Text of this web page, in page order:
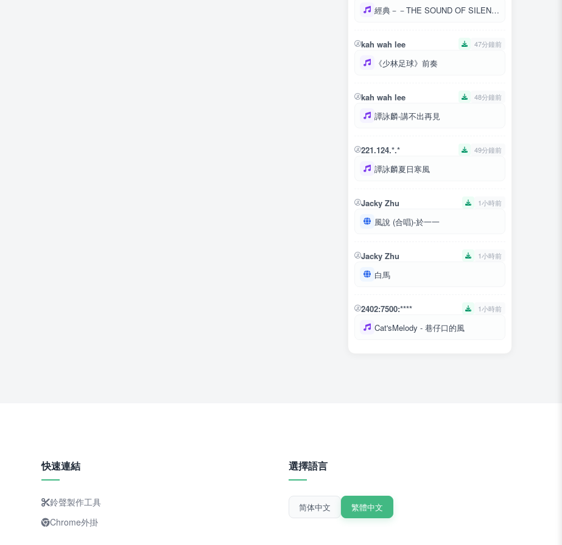
經典－－THE SOUND OF SILENCE - THE SOUND OF SILENCE
kah wah lee 47分鐘前
《少林足球》前奏
kah wah lee 48分鐘前
譚詠麟-講不出再見
221.124.*.* 49分鐘前
譚詠麟夏日寒風
Jacky Zhu 1小時前
風說 (合唱)-於一一
Jacky Zhu 1小時前
白馬
2402:7500:**** 1小時前
Cat'sMelody - 巷仔口的風
快速連結
鈴聲製作工具
Chrome外掛
選擇語言
简体中文 繁體中文